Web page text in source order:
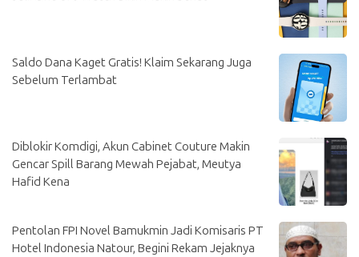
Saldo Dana Kaget Gratis! Klaim Sekarang Juga
Sebelum Terlambat
Diblokir Komdigi, Akun Cabinet Couture Makin
Gencar Spill Barang Mewah Pejabat, Meutya
Hafid Kena
Pentolan FPI Novel Bamukmin Jadi Komisaris PT
Hotel Indonesia Natour, Begini Rekam Jejaknya